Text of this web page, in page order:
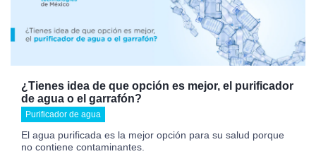
¿Tienes idea de que opción es mejor, el purificador
de agua o el garrafón?
Purificador de agua
El agua purificada es la mejor opción para su salud porque
no contiene contaminantes.